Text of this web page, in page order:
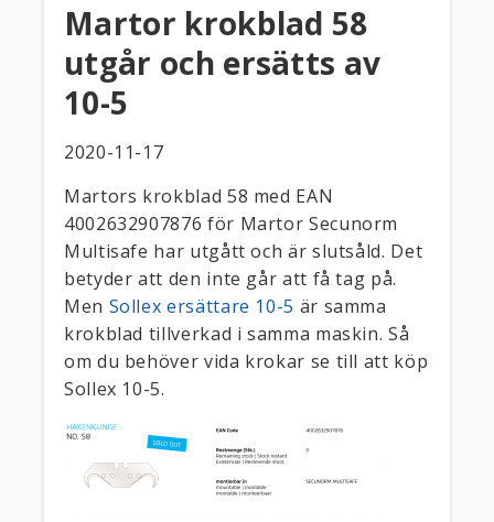
Martor krokblad 58
utgår och ersätts av
10-5
2020-11-17
Martors krokblad 58 med EAN
4002632907876 för Martor Secunorm
Multisafe har utgått och är slutsåld. Det
betyder att den inte går att få tag på.
Men Sollex ersättare 10-5 är samma
krokblad tillverkad i samma maskin. Så
om du behöver vida krokar se till att köp
Sollex 10-5.